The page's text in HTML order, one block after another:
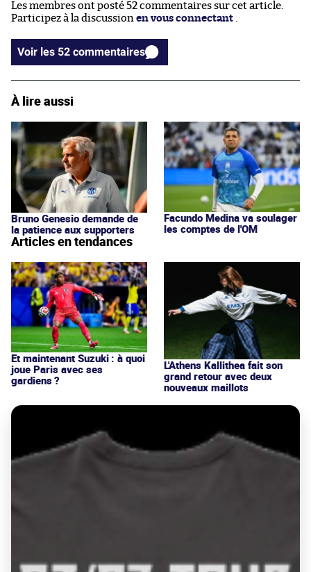
Les membres ont posté 52 commentaires sur cet article.
Participez à la discussion en vous connectant .
Voir les 52 commentaires
À lire aussi
Bruno Genesio demande de
la patience aux supporters
Facundo Medina va soulager
les comptes de l'OM
Articles en tendances
Et maintenant Suzuki : à quoi
joue Paris avec ses
gardiens ?
L'Athens Kallithea fait son
grand retour avec deux
nouveaux maillots